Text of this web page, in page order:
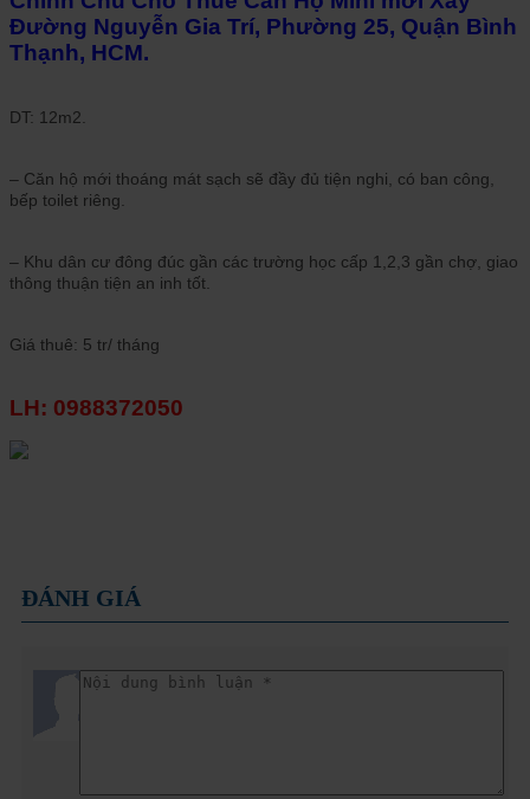
Đường Nguyễn Gia Trí, Phường 25, Quận Bình
Thạnh, HCM.
DT: 12m2.
– Căn hộ mới thoáng mát sạch sẽ đầy đủ tiện nghi, có ban công,
bếp toilet riêng.
– Khu dân cư đông đúc gần các trường học cấp 1,2,3 gần chợ, giao
thông thuận tiện an inh tốt.
Giá thuê: 5 tr/ tháng
LH: 0988372050
ĐÁNH GIÁ